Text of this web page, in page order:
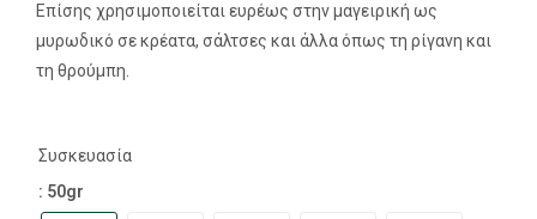
Επίσης χρησιμοποιείται ευρέως στην μαγειρική ως
μυρωδικό σε κρέατα, σάλτσες και άλλα όπως τη ρίγανη και
τη θρούμπη.
Συσκευασία
: 50gr